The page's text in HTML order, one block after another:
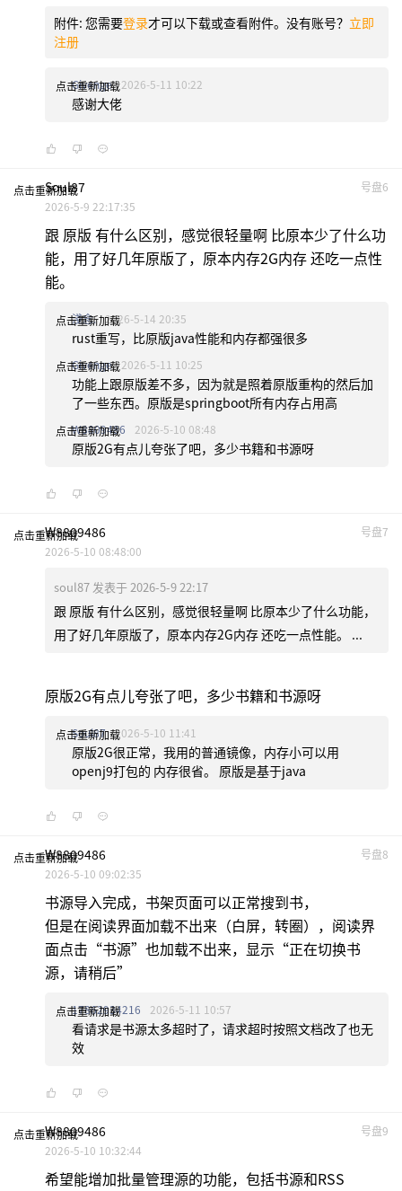
附件: 您需要登录才可以下载或查看附件。没有账号？ 立即
注册
点击重新加载
Givenge 2026-5-11 10:22
感谢大佬
点击重新加载 号盘6
Soul87
2026-5-9 22:17:35
跟 原版 有什么区别，感觉很轻量啊 比原本少了什么功
能，用了好几年原版了，原本内存2G内存 还吃一点性
能。
点击重新加载
淺念. 2026-5-14 20:35
rust重写，比原版java性能和内存都强很多
点击重新加载
Givenge 2026-5-11 10:25
功能上跟原版差不多，因为就是照着原版重构的然后加
了一些东西。原版是springboot所有内存占用高
点击重新加载
W8809486 2026-5-10 08:48
原版2G有点儿夸张了吧，多少书籍和书源呀
点击重新加载 号盘7
W8809486
2026-5-10 08:48:00
soul87 发表于 2026-5-9 22:17
跟 原版 有什么区别，感觉很轻量啊 比原本少了什么功能，
用了好几年原版了，原本内存2G内存 还吃一点性能。 ...
原版2G有点儿夸张了吧，多少书籍和书源呀
点击重新加载
Soul87 2026-5-10 11:41
原版2G很正常，我用的普通镜像，内存小可以用
openj9打包的 内存很省。 原版是基于java
点击重新加载 号盘8
W8809486
2026-5-10 09:02:35
书源导入完成，书架页面可以正常搜到书，
但是在阅读界面加载不出来（白屏，转圈），阅读界
面点击“书源”也加载不出来，显示“正在切换书
源，请稍后”
点击重新加载
17862934216 2026-5-11 10:57
看请求是书源太多超时了，请求超时按照文档改了也无
效
点击重新加载 号盘9
W8809486
2026-5-10 10:32:44
希望能增加批量管理源的功能，包括书源和RSS